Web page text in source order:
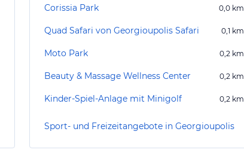
Corissia Park 0,0 km
Quad Safari von Georgioupolis Safari 0,1 km
Moto Park 0,2 km
Beauty & Massage Wellness Center 0,2 km
Kinder-Spiel-Anlage mit Minigolf 0,2 km
Sport- und Freizeitangebote in Georgioupolis